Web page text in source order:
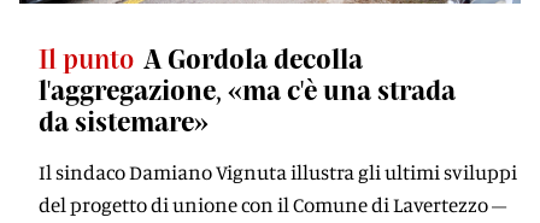
Il punto A Gordola decolla
l'aggregazione, «ma c'è una strada
da sistemare»
Il sindaco Damiano Vignuta illustra gli ultimi sviluppi
del progetto di unione con il Comune di Lavertezzo –